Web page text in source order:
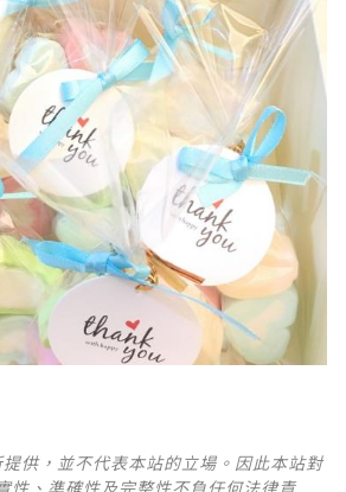
供，並不代表本站的立場。因此本站對
性、準確性及完整性不負任何法律責